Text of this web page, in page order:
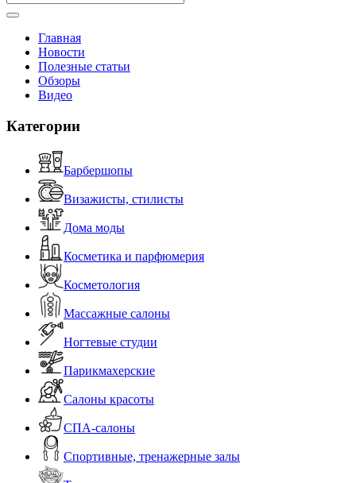
Главная
Новости
Полезные статьи
Обзоры
Видео
Категории
Барбершопы
Визажисты, стилисты
Дома моды
Косметика и парфюмерия
Косметология
Массажные салоны
Ногтевые студии
Парикмахерские
Салоны красоты
СПА-салоны
Спортивные, тренажерные залы